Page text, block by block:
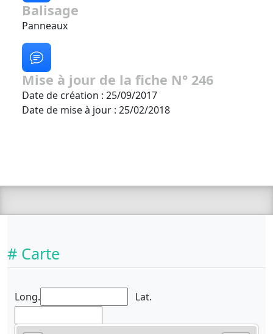
Balisage
Panneaux
Mise à jour de la fiche N° 246
Date de création : 25/09/2017
Date de mise à jour : 25/02/2018
# Carte
Long. Lat.